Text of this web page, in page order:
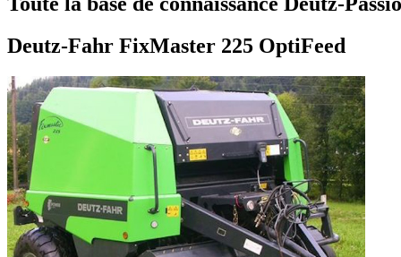
Deutz-Fahr FixMaster 225 OptiFeed